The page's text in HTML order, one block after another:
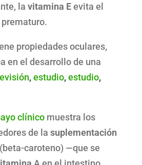
la vitamina Eevita el
propiedades oculares,
en el desarrollo de una
, estudio, estudio,
clínicomuestra los
de la suplementación
caroteno) —que se